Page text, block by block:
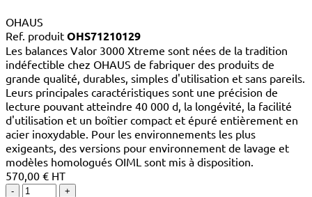
OHAUS
Ref. produit OHS71210129
Les balances Valor 3000 Xtreme sont nées de la tradition
indéfectible chez OHAUS de fabriquer des produits de
grande qualité, durables, simples d'utilisation et sans pareils.
Leurs principales caractéristiques sont une précision de
lecture pouvant atteindre 40 000 d, la longévité, la facilité
d'utilisation et un boîtier compact et épuré entièrement en
acier inoxydable. Pour les environnements les plus
exigeants, des versions pour environnement de lavage et
modèles homologués OIML sont mis à disposition.
570,00 € HT
-
+